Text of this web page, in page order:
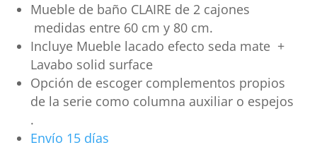
Mueble de baño CLAIRE de 2 cajones
medidas entre 60 cm y 80 cm.
Incluye Mueble lacado efecto seda mate +
Lavabo solid surface
Opción de escoger complementos propios
de la serie como columna auxiliar o espejos
.
Envío 15 días